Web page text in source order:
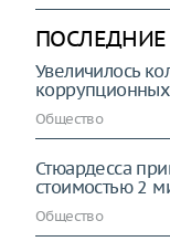
Увеличилось
Общество
Стюардесса
стоимостью 2
Общество